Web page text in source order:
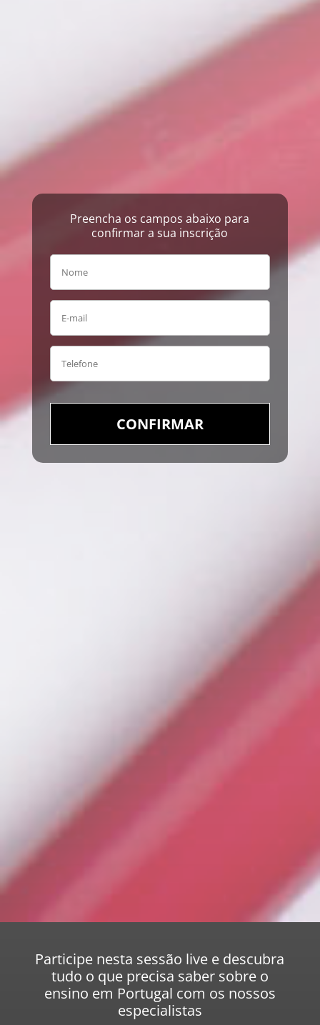
Preencha os campos abaixo para
confirmar a sua inscrição
CONFIRMAR
Participe nesta sessão live e descubra
tudo o que precisa saber sobre o
ensino em Portugal com os nossos
especialistas